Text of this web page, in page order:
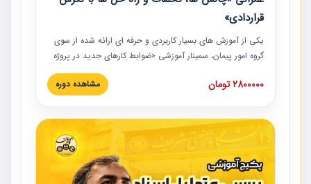
قراردادی»
یکی از آموزش‏‏‏‏‏‏ های بسیار کاربردی و حرفه‏ ای ارائه شده از سوی
گروه امور پیمان، سمینار آموزشی «ضوابط کارهای جدید در پروژه
های عمرانی» چالش ها، تخلفات و راه حل ها با نگرش قراردادی
است که در محل سندیکای شرکت های ساختمانی کشور ارائه شد.
مدارک پیمان به همراه تجربیات عملی ارائه شده است.
2800000 تومان مشاهده دوره